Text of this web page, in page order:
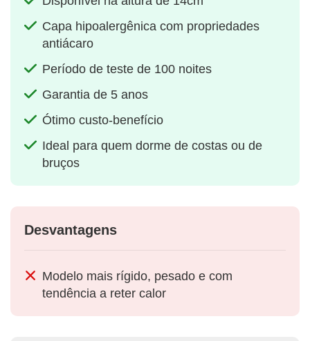
Capa hipoalergênica com propriedades
antiácaro
Período de teste de 100 noites
Garantia de 5 anos
Ótimo custo-benefício
Ideal para quem dorme de costas ou de
bruços
Desvantagens
Modelo mais rígido, pesado e com
tendência a reter calor